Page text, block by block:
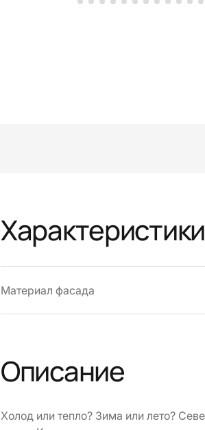
Характеристики
Материал фасада
Описание
Холод или тепло? Зима или лето?